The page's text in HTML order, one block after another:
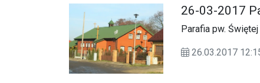
26-03-2017
Parafia pw.
26.03.2017